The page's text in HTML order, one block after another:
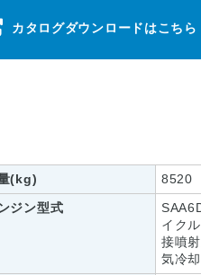
カタログダウンロードはこちら
(kg)
8520
ジン型式
イク
接噴
気冷